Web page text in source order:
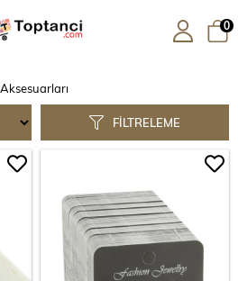
0
FILTRELEME